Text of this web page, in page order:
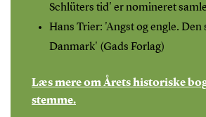
Schlüters tid' er nomineret
Hans Trier: 'Angst og engle. Den
Danmark' (Gads Forlag)
Læs mere om Årets historiske
stemme.